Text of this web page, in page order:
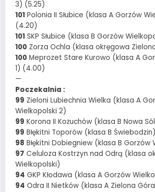
3) (5.25)
101 Polonia II Słubice (klasa A Gorzów
(4.20)
101 SKP Słubice (klasa B Gorzów
100 Zorza Ochla (klasa okręgowa
100 Meprozet Stare Kurowo (klasa A
1) (4.00)
—
Poczekalnia :
99 Zieloni Lubiechnia Wielka (klasa A
Wielkopolski 2)
99 Korona II Kożuchów (klasa B Nowa
99 Błękitni Toporów (klasa B Świebodzin)
98 Błękitni Dobiegniew (klasa B Gorzów
97 Celuloza Kostrzyn nad Odrą (klasa
Wielkopolski)
94 GKP Kłodawa (klasa A Gorzów
94 Odra II Nietków (klasa A Zielona